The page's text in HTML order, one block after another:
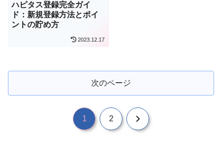
ハピタス登録完全ガイ
ド：新規登録方法とポイ
ントの貯め方
2023.12.17
次のページ
1 2 次